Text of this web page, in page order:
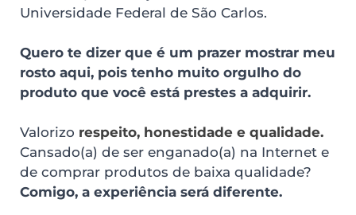
Universidade Federal de São Carlos.
Quero te dizer que é um prazer mostrar meu
rosto aqui, pois tenho muito orgulho do
produto que você está prestes a adquirir.
Valorizo
Cansado(a) de ser enganado(a) na Internet e
Comigo, a experiência será diferente.